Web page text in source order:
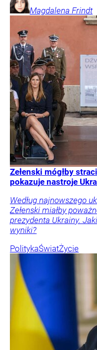
Magdalena Frindt
Zełenski mógłby
pokazuje nastroje
Według najnowszego
Zełenski miałby
prezydenta Ukrainy.
wyniki?
PolitykaŚwiatŻycie